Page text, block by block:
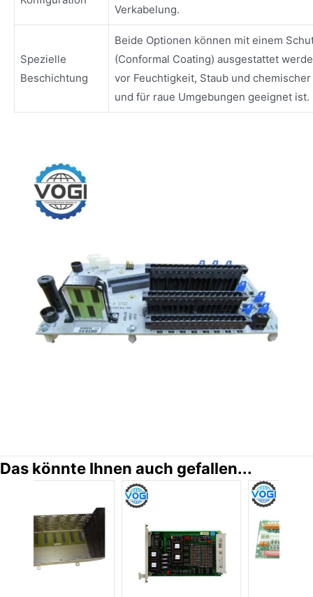
Verkabelung.
Spezielle
Beschichtung
Beide Optionen können mit einem
(Conformal Coating) ausgestattet
vor Feuchtigkeit, Staub und
und für raue Umgebungen geeignet ist.
Das könnte Ihnen auch gefallen...